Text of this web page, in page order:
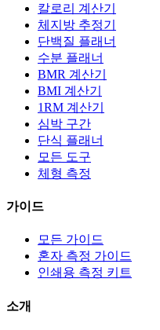
칼로리 계산기
체지방 추정기
단백질 플래너
수분 플래너
BMR 계산기
BMI 계산기
1RM 계산기
심박 구간
단식 플래너
모든 도구
체형 측정
가이드
모든 가이드
혼자 측정 가이드
인쇄용 측정 키트
소개